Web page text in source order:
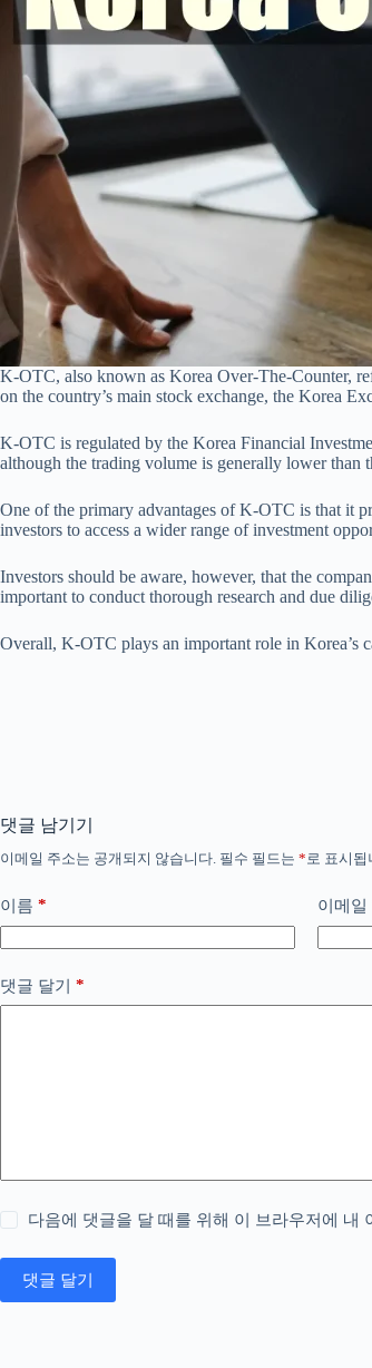
K-OTC, also known as Korea Over-The-Counter,
on the country’s main stock exchange, the Korea
K-OTC is regulated by the Korea Financial
although the trading volume is generally lower than
One of the primary advantages of K-OTC is that it
investors to access a wider range of investment
Investors should be aware, however, that the
important to conduct thorough research and due
Overall, K-OTC plays an important role in Korea’s
댓글 남기기
이메일 주소는 공개되지 않습니다. 필수 필드는 *로 표시됩
이름 * 이메일
댓글 달기 *
다음에 댓글을 달 때를 위해 이 브라우저에 내
댓글 달기